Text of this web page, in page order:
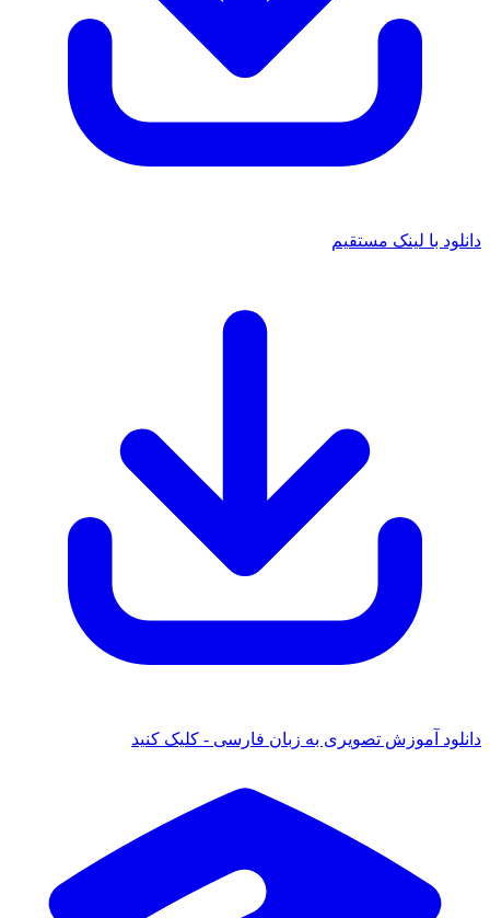
با لینک مستقیم
آموزش تصویری به زبان فارسی - کلیک کنید